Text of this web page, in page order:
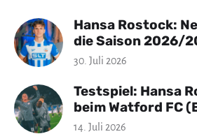
Hansa Rostock:
die Saison 2026/
30. Juli 2026
Testspiel: Hansa
beim Watford FC
14. Juli 2026